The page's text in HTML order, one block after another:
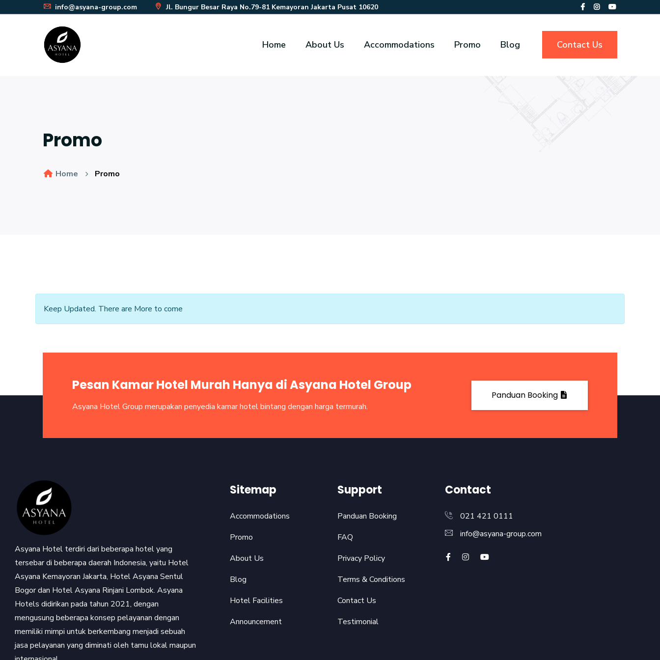
info@asyana-group.com Jl. Bungur Besar Raya No.79-81 Kemayoran Jakarta Pusat 10620
Home About Us Accommodations Promo Blog Contact Us
Promo
Home Promo
Keep Updated. There are More to come
Pesan Kamar Hotel Murah Hanya di Asyana Hotel Group
Asyana Hotel Group merupakan penyedia kamar hotel bintang dengan harga termurah.
Panduan Booking
Asyana Hotel terdiri dari beberapa hotel yang
tersebar di beberapa daerah Indonesia, yaitu Hotel
Asyana Kemayoran Jakarta, Hotel Asyana Sentul
Bogor dan Hotel Asyana Rinjani Lombok. Asyana
Hotels didirikan pada tahun 2021, dengan
mengusung beberapa konsep pelayanan dengan
memiliki mimpi untuk berkembang menjadi sebuah
jasa pelayanan yang diminati oleh tamu lokal maupun
Sitemap
Accommodations
Promo
About Us
Blog
Hotel Facilities
Announcement
Support
Panduan Booking
FAQ
Privacy Policy
Terms & Conditions
Contact Us
Testimonial
Contact
021 421 0111
info@asyana-group.com